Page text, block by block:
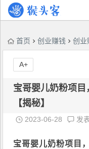
首页 创业赚钱 创业
宝哥婴儿奶粉项目
【揭秘】
2023-06-28 发
宝哥婴儿奶粉项目
A+